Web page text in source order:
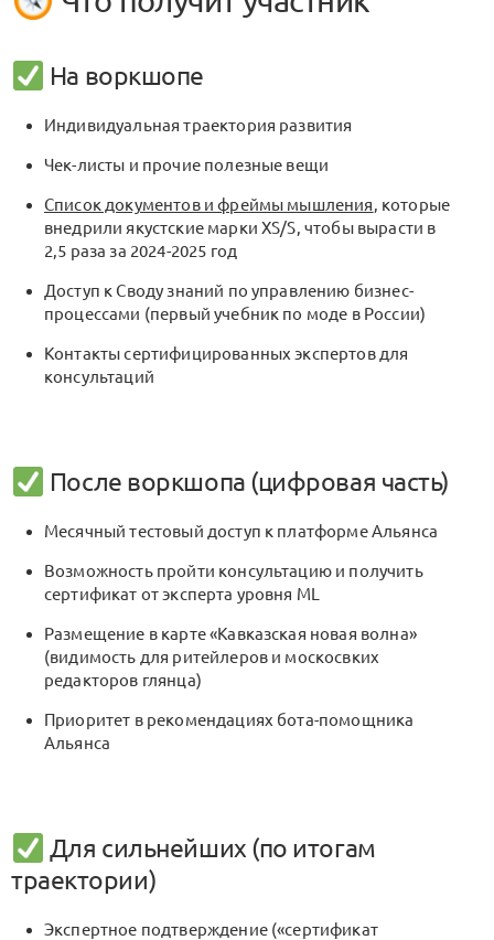
На воркшопе
Индивидуальная траектория развития
Чек-листы и прочие полезные вещи
Список документов и фреймы мышления, которые
внедрили якустские марки XS/S, чтобы вырасти в
2,5 раза за 2024-2025 год
Доступ к Своду знаний по управлению бизнес-
процессами (первый учебник по моде в России)
Контакты сертифицированных экспертов для
консультаций
После воркшопа (цифровая часть)
Месячный тестовый доступ к платформе Альянса
Возможность пройти консультацию и получить
сертификат от эксперта уровня ML
Размещение в карте «Кавказская новая волна»
(видимость для ритейлеров и москосвких
редакторов глянца)
Приоритет в рекомендациях бота-помощника
Альянса
Для сильнейших (по итогам
траектории)
Экспертное подтверждение («сертификат